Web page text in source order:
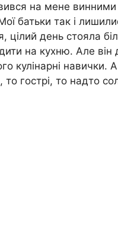
на мене
батьки так і
день стояла
на кухню. Але
кулінарні навички.
то гострі, то надто